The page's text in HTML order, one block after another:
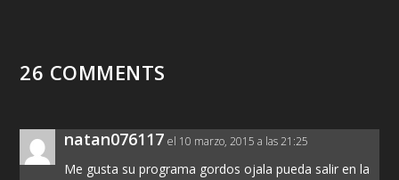
26 COMMENTS
natan076117 el 10 marzo, 2015 a las 21:25
Me gusta su programa gordos ojala pueda salir en la